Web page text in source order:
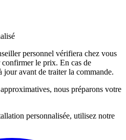
personnel vérifiera chez vous
confirmer le prix. En cas de
jour avant de traiter la commande.
nous préparons votre
personnalisée, utilisez notre